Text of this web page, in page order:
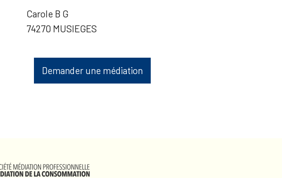
Carole B G
74270 MUSIEGES
Demander une médiation